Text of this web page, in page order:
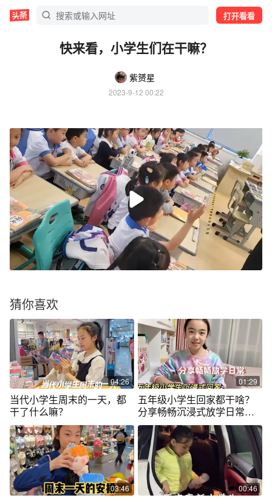
打开看看
快来看，小学生们在干嘛？
紫赟星
2023-9-12 00:22
猜你喜欢
04:26
当代小学生周末的一天，都
干了什么嘛？
01:29
五年级小学生回家都干啥？
分享畅畅沉浸式放学日常，
好忙啊！
03:46 00:46